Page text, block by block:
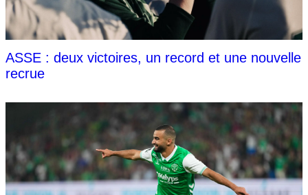
ASSE : deux victoires, un record et une nouvelle
recrue